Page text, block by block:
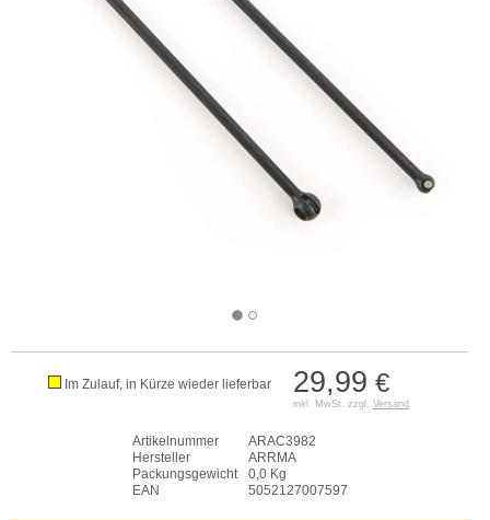
29,99 €
inkl. MwSt. zzgl. Versand
Im Zulauf, in Kürze wieder lieferbar
Artikelnummer
ARAC3982
Hersteller
ARRMA
Packungsgewicht
0,0 Kg
EAN
5052127007597